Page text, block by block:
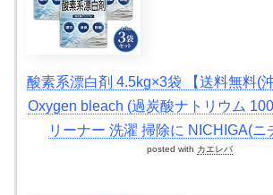
酸素系漂白剤 4.5kg×3袋 【送料無料(
Oxygen bleach (過炭酸ナトリウム
リーナー 洗濯 掃除に NICHIGA(ニ
posted with カエレバ